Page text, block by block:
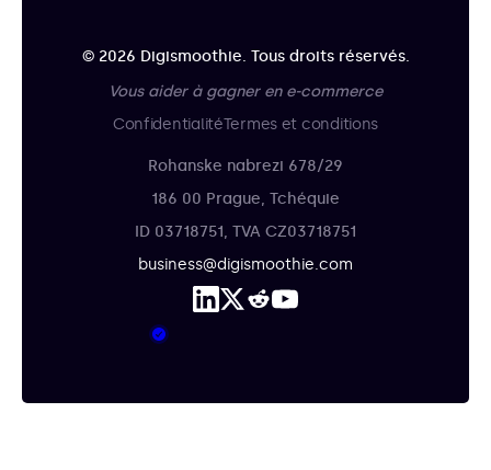
© 2026 Digismoothie. Tous droits réservés.
Vous aider à gagner en e-commerce
ConfidentialitéTermes et conditions
Rohanske nabrezi 678/29
186 00 Prague, Tchéquie
ID 03718751, TVA CZ03718751
business@digismoothie.com